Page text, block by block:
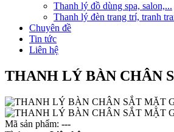
Thanh lý đồ dùng spa, salon,...
Thanh lý đèn trang trí, tranh
Chuyên đề
Tin tức
Liên hệ
THANH LÝ BÀN CHÂN
Mã sản phẩm: ---